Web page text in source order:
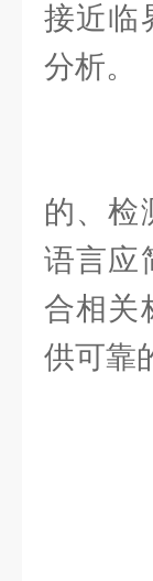
接近临
分析。
2
的、检
语言应
合相关
供可靠
1